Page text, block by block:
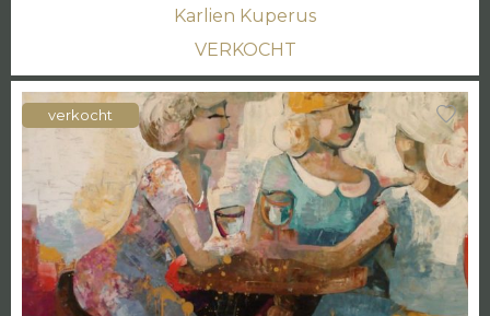
Karlien Kuperus
VERKOCHT
verkocht